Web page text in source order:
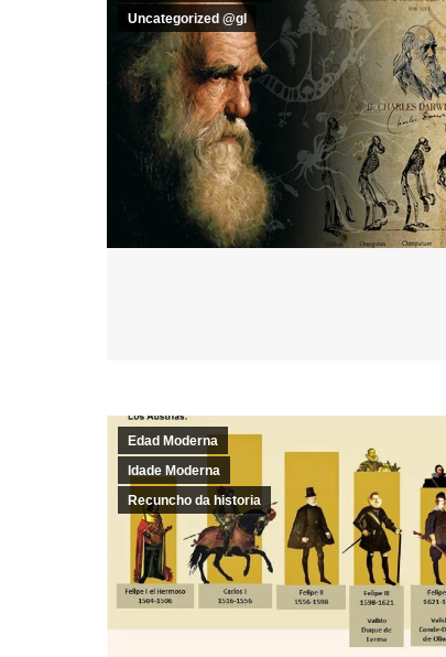
Uncategorized @gl
Edad Moderna
Idade Moderna
Recuncho da historia